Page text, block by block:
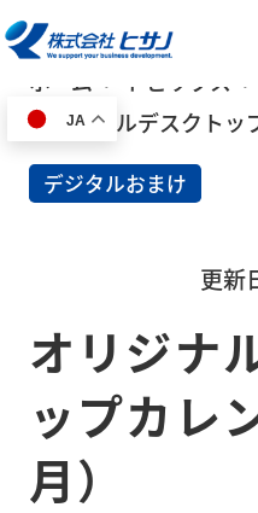
JA
HOME
容
体製
造装
置輸
ホーム トピックス
オリジナルデスクトッ
デジタルおまけ
更新
オリジナ
ップカレ
月）